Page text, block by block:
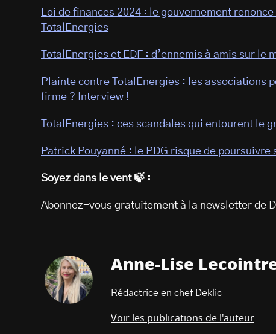
Loi de finances 2024 : le gouvernement
TotalEnergies
TotalEnergies et EDF : d’ennemis à amis sur le
Plainte contre TotalEnergies : les associations
firme ? Interview !
TotalEnergies : ces scandales qui entourent le
Patrick Pouyanné : le PDG risque de
Soyez dans le vent 🍃 :
Abonnez-vous gratuitement à la newsletter de
Anne-Lise
Rédactrice en chef Deklic
Voir les publications de l'auteur